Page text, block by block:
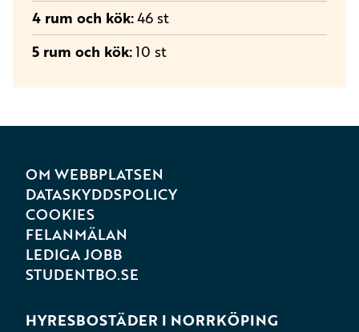
4 rum och kök 46 st
5 rum och kök 10 st
OM WEBBPLATSEN
DATASKYDDSPOLICY
COOKIES
FELANMÄLAN
LEDIGA JOBB
STUDENTBO.SE
HYRESBOSTÄDER I NORRKÖPING